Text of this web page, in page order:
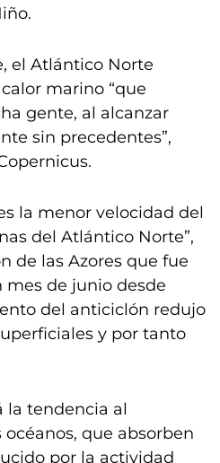
el Atlántico Norte
marino “que
gente, al alcanzar
sin precedentes”,
la menor velocidad del
del Atlántico Norte”,
de las Azores que fue
mes de junio desde
del anticiclón redujo
y por tanto
la tendencia al
que absorben
por la actividad